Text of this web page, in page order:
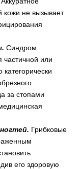
кожи не вызывает
Синдром
частичной или
категорически
за стопами
Грибковые
его здоровую